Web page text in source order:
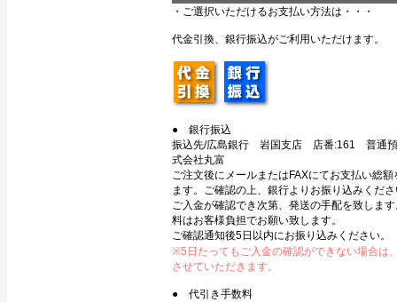
・ご選択いただけるお支払い方法は・・・
代金引換、銀行振込がご利用いただけます。
● 銀行振込
振込先/広島銀行 岩国支店 店番:161 普通
式会社丸富
ご注文後にメールまたはFAXにてお支払い総
ます。ご確認の上、銀行よりお振り込みくだ
ご入金が確認でき次第、発送の手配を致しま
料はお客様負担でお願い致します。
ご確認通知後5日以内にお振り込みください。
※5日たってもご入金の確認ができない場合は
させていただきます。
● 代引き手数料